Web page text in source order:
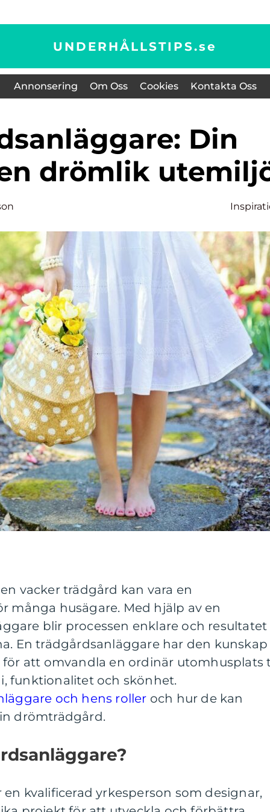
UNDERHÅLLSTIPS.se
Annonsering Om Oss Cookies Kontakta Oss
drömlik
vacker trädgård kan vara en
många husägare. Med hjälp av en
blir processen enklare och resultatet
En trädgårdsanläggare har den kunskap
att omvandla en ordinär utomhusplats
funktionalitet och skönhet.
och hens roller och hur de kan
drömträdgård.
kvalificerad yrkesperson som designar,